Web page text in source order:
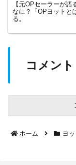
【元OPセーラーが語
なに？「OPヨットと
る。
コメント
ホーム ヨッ